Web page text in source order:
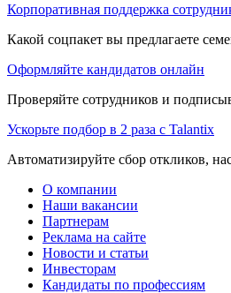
Корпоративная поддержка
Какой соцпакет вы предлагаете
Оформляйте кандидатов онлайн
Проверяйте сотрудников и
Ускорьте подбор в 2 раза с Talantix
Автоматизируйте сбор откликов,
О компании
Наши вакансии
Партнерам
Реклама на сайте
Новости и статьи
Инвесторам
Кандидаты по профессиям